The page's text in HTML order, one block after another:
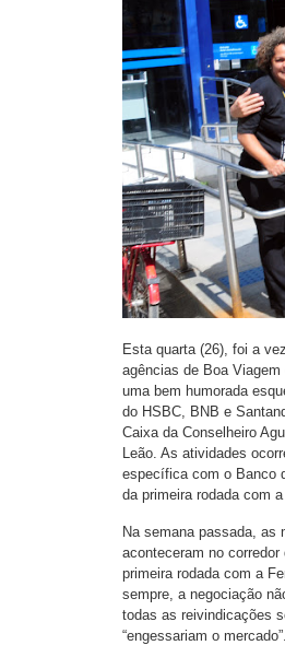
Esta quarta (26), foi a
agências de Boa
uma bem humorada
do HSBC, BNB e
Caixa da Conselheiro
Leão. As atividades
específica com o Banco
da primeira rodada com
Na semana passada, as
aconteceram no
primeira rodada com a
sempre, a negociação
todas as reivindicações
“engessariam o mercado”.